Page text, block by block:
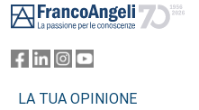
LA TUA OPINIONE